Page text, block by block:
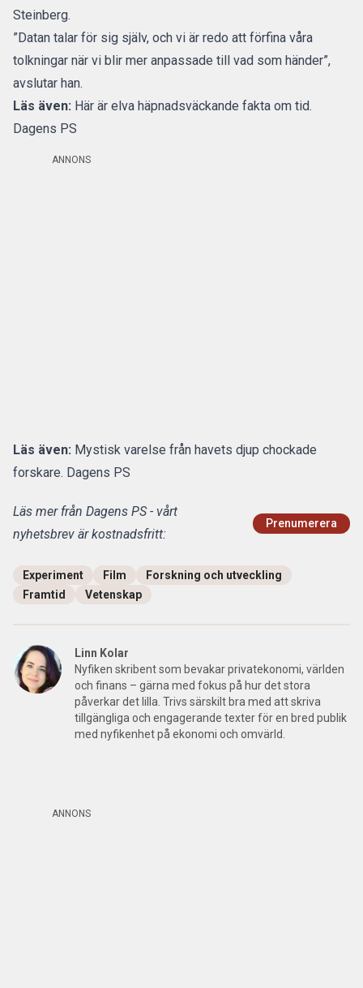
Steinberg.
”Datan talar för sig själv, och vi är redo att förfina våra
tolkningar när vi blir mer anpassade till vad som händer”,
avslutar han.
Läs även: Här är elva häpnadsväckande fakta om tid.
Dagens PS
ANNONS
Läs även: Mystisk varelse från havets djup chockade
forskare. Dagens PS
Läs mer från Dagens PS - vårt
nyhetsbrev är kostnadsfritt:
Prenumerera
Experiment Film
Forskning och utveckling
Framtid
Vetenskap
Linn Kolar
Nyfiken skribent som bevakar privatekonomi, världen
och finans – gärna med fokus på hur det stora
påverkar det lilla. Trivs särskilt bra med att skriva
tillgängliga och engagerande texter för en bred publik
med nyfikenhet på ekonomi och omvärld.
ANNONS